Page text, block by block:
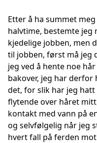
Etter å ha summet
halvtime, bestemte
kjedelige jobben, men
til jobben, først må jeg
jeg ved å hente noe
bakover, jeg har derfor
det, for slik har jeg
flytende over håret
kontakt med vann på
og selvfølgelig når jeg
hvert fall på ferden